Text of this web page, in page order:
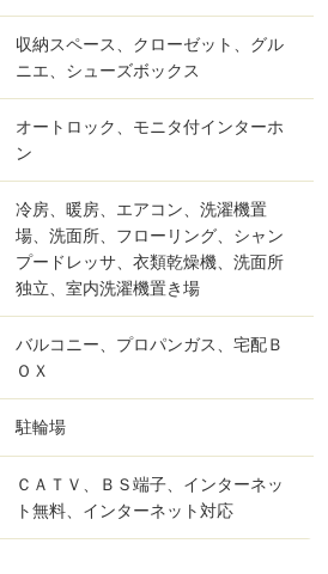
収納スペース、クローゼット、グル
ニエ、シューズボックス
オートロック、モニタ付インターホ
ン
冷房、暖房、エアコン、洗濯機置
場、洗面所、フローリング、シャン
プードレッサ、衣類乾燥機、洗面所
独立、室内洗濯機置き場
バルコニー、プロパンガス、宅配Ｂ
ＯＸ
駐輪場
ＣＡＴＶ、ＢＳ端子、インターネッ
ト無料、インターネット対応